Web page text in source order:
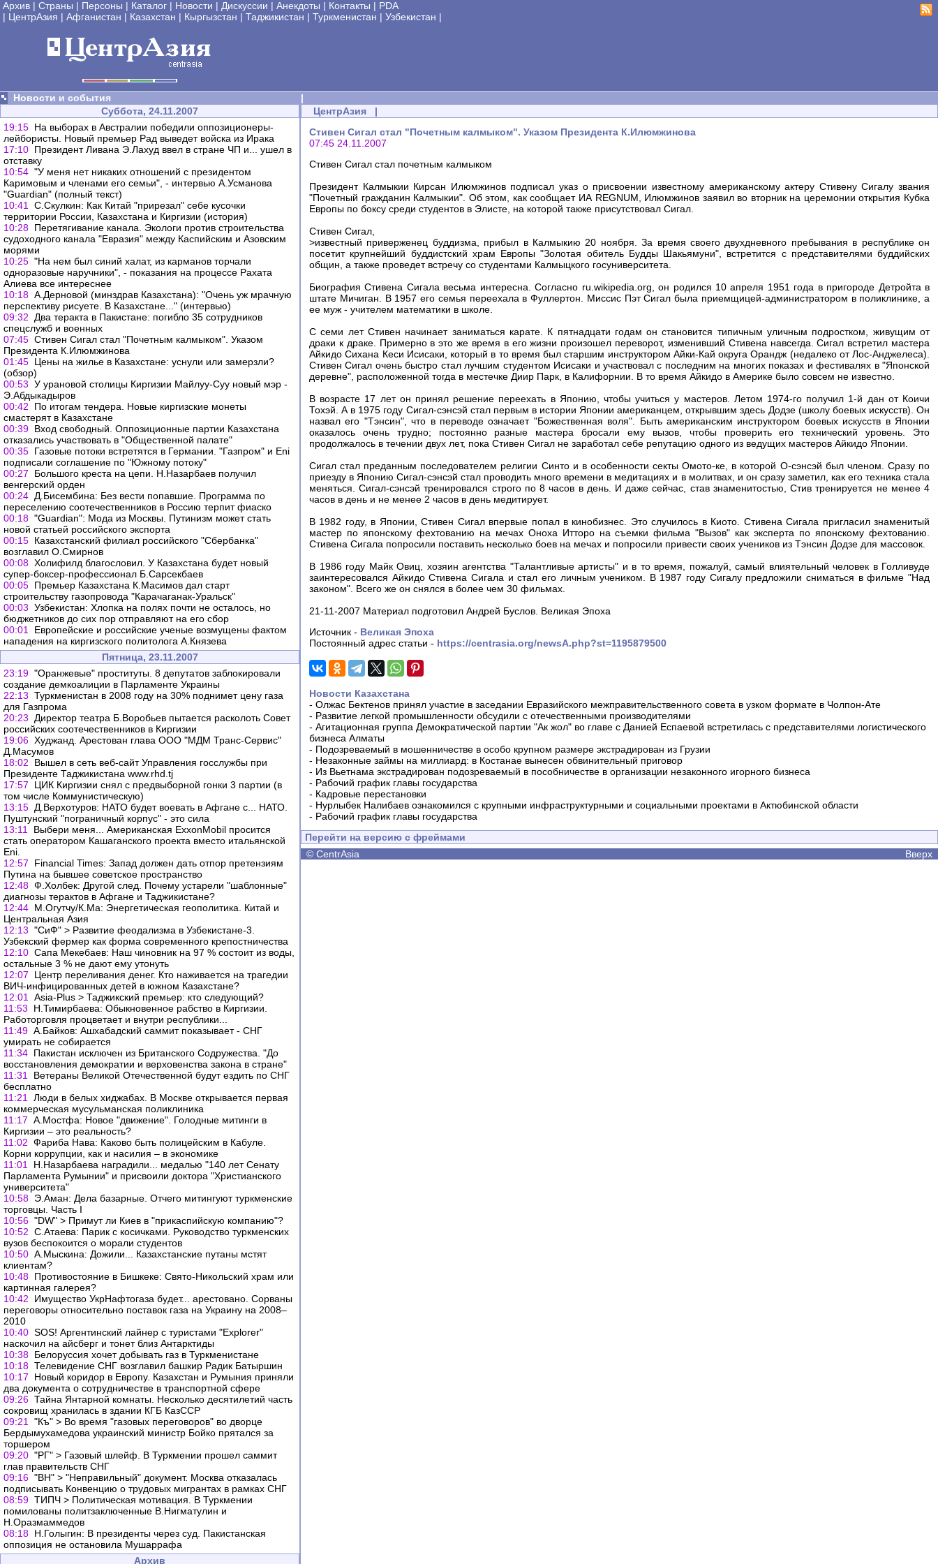
Архив | Страны | Персоны | Каталог | Новости | Дискуссии | Анекдоты | Контакты | PDA
| ЦентрАзия | Афганистан | Казахстан | Кыргызстан | Таджикистан | Туркменистан | Узбекистан |
Новости и события
|
Суббота, 24.11.2007
19:15 На выборах в Австралии победили оппозиционеры-
лейбористы. Новый премьер Рад выведет войска из Ирака
17:10 Президент Ливана Э.Лахуд ввел в стране ЧП и... ушел в
отставку
10:54 "У меня нет никаких отношений с президентом
Каримовым и членами его семьи", - интервью А.Усманова
"Guardian" (полный текст)
10:41
C.Скулкин: Как Китай "прирезал" себе кусочки
территории России, Казахстана и Киргизии (история)
10:28 Перетягивание канала. Экологи против строительства
судоходного канала "Евразия" между Каспийским и Азовским
морями
10:25 "На нем был синий халат, из карманов торчали
одноразовые наручники", - показания на процессе Рахата
Алиева все интереснее
10:18 А.Дерновой (минздрав Казахстана): "Очень уж мрачную
перспективу рисуете. В Казахстане..." (интервью)
09:32
Два теракта в Пакистане: погибло 35 сотрудников
спецслужб и военных
07:45 Стивен Сигал стал "Почетным калмыком". Указом
Президента К.Илюмжинова
01:45 Цены на жилье в Казахстане: уснули или замерзли?
(обзор)
00:53 У урановой столицы Киргизии Майлуу-Суу новый мэр -
Э.Абдыкадыров
00:42
По итогам тендера. Новые киргизские монеты
смастерят в Казахстане
00:39 Вход свободный. Оппозиционные партии Казахстана
отказались участвовать в "Общественной палате"
00:35 Газовые потоки встретятся в Германии. "Газпром" и Eni
подписали соглашение по "Южному потоку"
00:27
Большого креста на цепи. Н.Назарбаев получил
венгерский орден
00:24 Д.Бисембина: Без вести попавшие. Программа по
переселению соотечественников в Россию терпит фиаско
00:18 "Guardian": Мода из Москвы. Путинизм может стать
новой статьей российского экспорта
00:15 Казахстанский филиал российского "Сбербанка"
возглавил О.Смирнов
00:08 Холифилд благословил. У Казахстана будет новый
супер-боксер-профессионал Б.Сарсекбаев
00:05 Премьер Казахстана К.Масимов дал старт
строительству газопровода "Карачаганак-Уральск"
00:03 Узбекистан: Хлопка на полях почти не осталось, но
бюджетников до сих пор отправляют на его сбор
00:01
Европейские и российские ученые возмущены фактом
нападения на киргизского политолога А.Князева
Пятница, 23.11.2007
23:19 "Оранжевые" проституты. 8 депутатов заблокировали
создание демкоалиции в Парламенте Украины
22:13 Туркменистан в 2008 году на 30% поднимет цену газа
для Газпрома
20:23
Директор театра Б.Воробьев пытается расколоть Совет
российских соотечественников в Киргизии
19:06 Худжанд. Арестован глава ООО "МДМ Транс-Сервис"
Д.Масумов
18:02
Вышел в сеть веб-сайт Управления госслужбы при
Президенте Таджикистана www.rhd.tj
17:57
ЦИК Киргизии снял с предвыборной гонки 3 партии (в
том числе Коммунистическую)
13:15 Д.Верхотуров: НАТО будет воевать в Афгане с... НАТО.
Пуштунский "пограничный корпус" - это сила
13:11
Выбери меня... Американская ExxonMobil просится
стать оператором Кашаганского проекта вместо итальянской
Eni.
12:57
Financial Times: Запад должен дать отпор претензиям
Путина на бывшее советское пространство
12:48 Ф.Холбек: Другой след. Почему устарели "шаблонные"
диагнозы терактов в Афгане и Таджикистане?
12:44 М.Огутчу/К.Ма: Энергетическая геополитика. Китай и
Центральная Азия
12:13 "СиФ" > Развитие феодализма в Узбекистане-3.
Узбекский фермер как форма современного крепостничества
12:10 Сапа Мекебаев: Наш чиновник на 97 % состоит из воды,
остальные 3 % не дают ему утонуть
12:07
Центр переливания денег. Кто наживается на трагедии
ВИЧ-инфицированных детей в южном Казахстане?
12:01
Аsia-Plus > Таджикский премьер: кто следующий?
11:53
Н.Тимирбаева: Обыкновенное рабство в Киргизии.
Работорговля процветает и внутри республики...
11:49 А.Байков: Ашхабадский саммит показывает - СНГ
умирать не собирается
11:34 Пакистан исключен из Британского Содружества. "До
восстановления демократии и верховенства закона в стране"
11:31
Ветераны Великой Отечественной будут ездить по СНГ
бесплатно
11:21
Люди в белых хиджабах. В Москве открывается первая
коммерческая мусульманская поликлиника
11:17 А.Мостфа: Новое "движение". Голодные митинги в
Киргизии – это реальность?
11:02 Фариба Нава: Каково быть полицейским в Кабуле.
Корни коррупции, как и насилия – в экономике
11:01
Н.Назарбаева наградили... медалью "140 лет Сенату
Парламента Румынии" и присвоили доктора "Христианского
университета"
10:58 Э.Аман: Дела базарные. Отчего митингуют туркменские
торговцы. Часть I
10:56 "DW" > Примут ли Киев в "прикаспийскую компанию"?
10:52 С.Атаева: Парик с косичками. Руководство туркменских
вузов беспокоится о морали студентов
10:50 А.Мыскина: Дожили... Казахстанские путаны мстят
клиентам?
10:48 Противостояние в Бишкеке: Свято-Никольский храм или
картинная галерея?
10:42
Имущество УкрНафтогаза будет... арестовано. Сорваны
переговоры относительно поставок газа на Украину на 2008–
2010
10:40 SOS! Аргентинский лайнер с туристами "Explorer"
наскочил на айсберг и тонет близ Антарктиды
10:38 Белоруссия хочет добывать газ в Туркменистане
10:18 Телевидение СНГ возглавил башкир Радик Батыршин
10:17
Новый коридор в Европу. Казахстан и Румыния приняли
два документа о сотрудничестве в транспортной сфере
09:26 Тайна Янтарной комнаты. Несколько десятилетий часть
сокровищ хранилась в здании КГБ КазССР
09:21
"Къ" > Во время "газовых переговоров" во дворце
Бердымухамедова украинский министр Бойко прятался за
торшером
09:20 "РГ" > Газовый шлейф. В Туркмении прошел саммит
глав правительств СНГ
09:16 "ВН" > "Неправильный" документ. Москва отказалась
подписывать Конвенцию о трудовых мигрантах в рамках СНГ
08:59 ТИПЧ > Политическая мотивация. В Туркмении
помилованы политзаключенные В.Нигматулин и
Н.Оразмаммедов
08:18 Н.Голыгин: В президенты через суд. Пакистанская
оппозиция не остановила Мушаррафа
Архив
ЦентрАзия |
Стивен Сигал стал "Почетным калмыком". Указом Президента К.Илюмжинова
07:45 24.11.2007
Стивен Сигал стал почетным калмыком
Президент Калмыкии Кирсан Илюмжинов подписал указ о присвоении известному американскому актеру Стивену Сигалу звания
"Почетный гражданин Калмыкии". Об этом, как сообщает ИА REGNUM, Илюмжинов заявил во вторник на церемонии открытия Кубка
Европы по боксу среди студентов в Элисте, на которой также присутствовал Сигал.
Стивен Сигал,
>известный приверженец буддизма, прибыл в Калмыкию 20 ноября. За время своего двухдневного пребывания в республике он
посетит крупнейший буддистский храм Европы "Золотая обитель Будды Шакьямуни", встретится с представителями буддийских
общин, а также проведет встречу со студентами Калмыцкого госуниверситета.
Биография Стивена Сигала весьма интересна. Согласно ru.wikipedia.org, он родился 10 апреля 1951 года в пригороде Детройта в
штате Мичиган. В 1957 его семья переехала в Фуллертон. Миссис Пэт Сигал была приемщицей-администратором в поликлинике, а
ее муж - учителем математики в школе.
С семи лет Стивен начинает заниматься карате. К пятнадцати годам он становится типичным уличным подростком, живущим от
драки к драке. Примерно в это же время в его жизни произошел переворот, изменивший Стивена навсегда. Сигал встретил мастера
Айкидо Сихана Кеси Исисаки, который в то время был старшим инструктором Айки-Кай округа Орандж (недалеко от Лос-Анджелеса).
Стивен Сигал очень быстро стал лучшим студентом Исисаки и участвовал с последним на многих показах и фестивалях в "Японской
деревне", расположенной тогда в местечке Диир Парк, в Калифорнии. В то время Айкидо в Америке было совсем не известно.
В возрасте 17 лет он принял решение переехать в Японию, чтобы учиться у мастеров. Летом 1974-го получил 1-й дан от Коичи
Тохэй. А в 1975 году Сигал-сэнсэй стал первым в истории Японии американцем, открывшим здесь Додзе (школу боевых искусств). Он
назвал его "Тэнсин", что в переводе означает "Божественная воля". Быть американским инструктором боевых искусств в Японии
оказалось очень трудно; постоянно разные мастера бросали ему вызов, чтобы проверить его технический уровень. Это
продолжалось в течении двух лет, пока Стивен Сигал не заработал себе репутацию одного из ведущих мастеров Айкидо Японии.
Сигал стал преданным последователем религии Синто и в особенности секты Омото-ке, в которой О-сэнсэй был членом. Сразу по
приезду в Японию Сигал-сэнсэй стал проводить много времени в медитациях и в молитвах, и он сразу заметил, как его техника стала
меняться. Сигал-сэнсэй тренировался строго по 8 часов в день. И даже сейчас, став знаменитостью, Стив тренируется не менее 4
часов в день и не менее 2 часов в день медитирует.
В 1982 году, в Японии, Стивен Сигал впервые попал в кинобизнес. Это случилось в Киото. Стивена Сигала пригласил знаменитый
мастер по японскому фехтованию на мечах Оноха Итторо на съемки фильма "Вызов" как эксперта по японскому фехтованию.
Стивена Сигала попросили поставить несколько боев на мечах и попросили привести своих учеников из Тэнсин Додзе для массовок.
В 1986 году Майк Овиц, хозяин агентства "Талантливые артисты" и в то время, пожалуй, самый влиятельный человек в Голливуде
заинтересовался Айкидо Стивена Сигала и стал его личным учеником. В 1987 году Сигалу предложили сниматься в фильме "Над
законом". Всего же он снялся в более чем 30 фильмах.
21-11-2007 Материал подготовил Андрей Буслов. Великая Эпоха
Источник - Великая Эпоха
Постоянный адрес статьи - https://centrasia.org/newsA.php?st=1195879500
Новости Казахстана
- Олжас Бектенов принял участие в заседании Евразийского межправительственного совета в узком формате в Чолпон-Ате
- Развитие легкой промышленности обсудили с отечественными производителями
- Агитационная группа Демократической партии "Ак жол" во главе с Данией Еспаевой встретилась с представителями логистического
бизнеса Алматы
- Подозреваемый в мошенничестве в особо крупном размере экстрадирован из Грузии
- Незаконные займы на миллиард: в Костанае вынесен обвинительный приговор
- Из Вьетнама экстрадирован подозреваемый в пособничестве в организации незаконного игорного бизнеса
- Рабочий график главы государства
- Кадровые перестановки
- Нурлыбек Налибаев ознакомился с крупными инфраструктурными и социальными проектами в Актюбинской области
- Рабочий график главы государства
Перейти на версию с фреймами
© CentrAsia Вверх